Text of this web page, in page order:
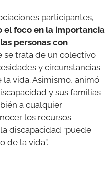
participantes,
el foco en la importancia
personas con
se trata de un colectivo
y circunstancias
vida. Asimismo, animó
y sus familias
a cualquier
los recursos
discapacidad “puede
de la vida”.